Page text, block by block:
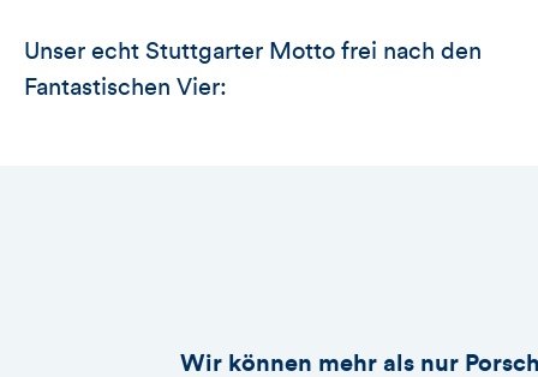
Unser echt Stuttgarter Motto frei nach den
Fantastischen Vier:
Wir können mehr als nur